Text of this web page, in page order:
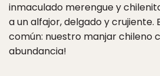
inmaculado merengue y
a un alfajor, delgado y crujiente.
común: nuestro manjar chileno
abundancia!